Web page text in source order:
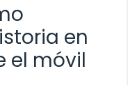
en
el móvil